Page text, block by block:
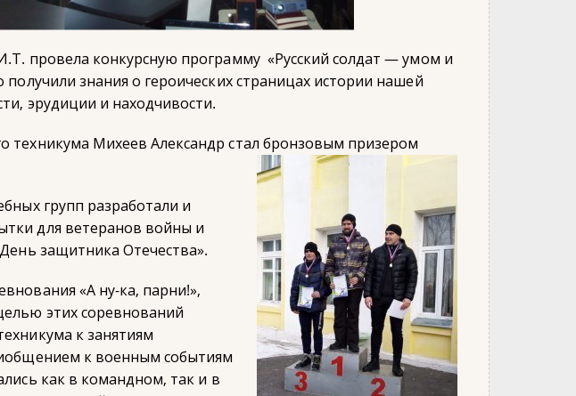
провела конкурсную программу «Русский солдат — умом и
знания о героических страницах истории нашей
эрудиции и находчивости.
техникума Михеев Александр стал бронзовым призером
групп разработали и
для ветеранов войны и
защитника Отечества».
«А ну-ка, парни!»,
этих соревнований
к занятиям
к военным событиям
как в командном, так и в